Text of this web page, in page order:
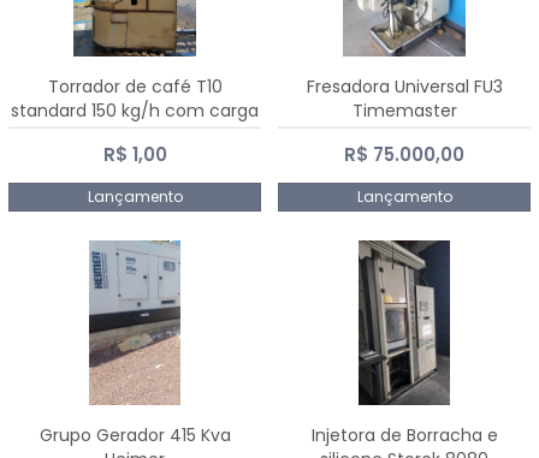
Torrador de café T10
standard 150 kg/h com carga
de 10 kg
R$ 1,00
Lançamento
Fresadora Universal FU3
Timemaster
R$ 75.000,00
Lançamento
Grupo Gerador 415 Kva
Injetora de Borracha e